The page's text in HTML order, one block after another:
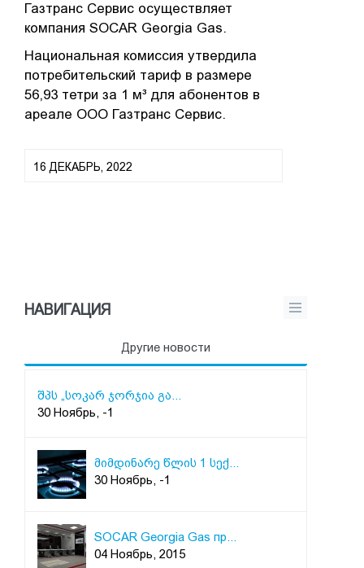
Газтранс Сервис осуществляет
компания SOCAR Georgia Gas.
Национальная комиссия утвердила
потребительский тариф в размере
56,93 тетри за 1 м³ для абонентов в
ареале ООО Газтранс Сервис.
16 ДЕКАБРЬ, 2022
НАВИГАЦИЯ
Другие новости
შპს „სოკარ ჯორჯია გა...
30 Ноябрь, -1
მიმდინარე წლის 1 სექ...
30 Ноябрь, -1
SOCAR Georgia Gas пр...
04 Ноябрь, 2015